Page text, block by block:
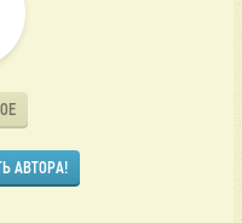
АВТОРА!